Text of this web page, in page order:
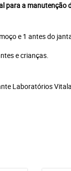
para a manutenção
e 1 antes do
e crianças.
Laboratórios